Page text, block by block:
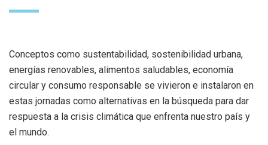
Conceptos como sustentabilidad, sostenibilidad urbana,
energías renovables, alimentos saludables, economía
circular y consumo responsable se vivieron e instalaron en
estas jornadas como alternativas en la búsqueda para dar
respuesta a la crisis climática que enfrenta nuestro país y
el mundo.